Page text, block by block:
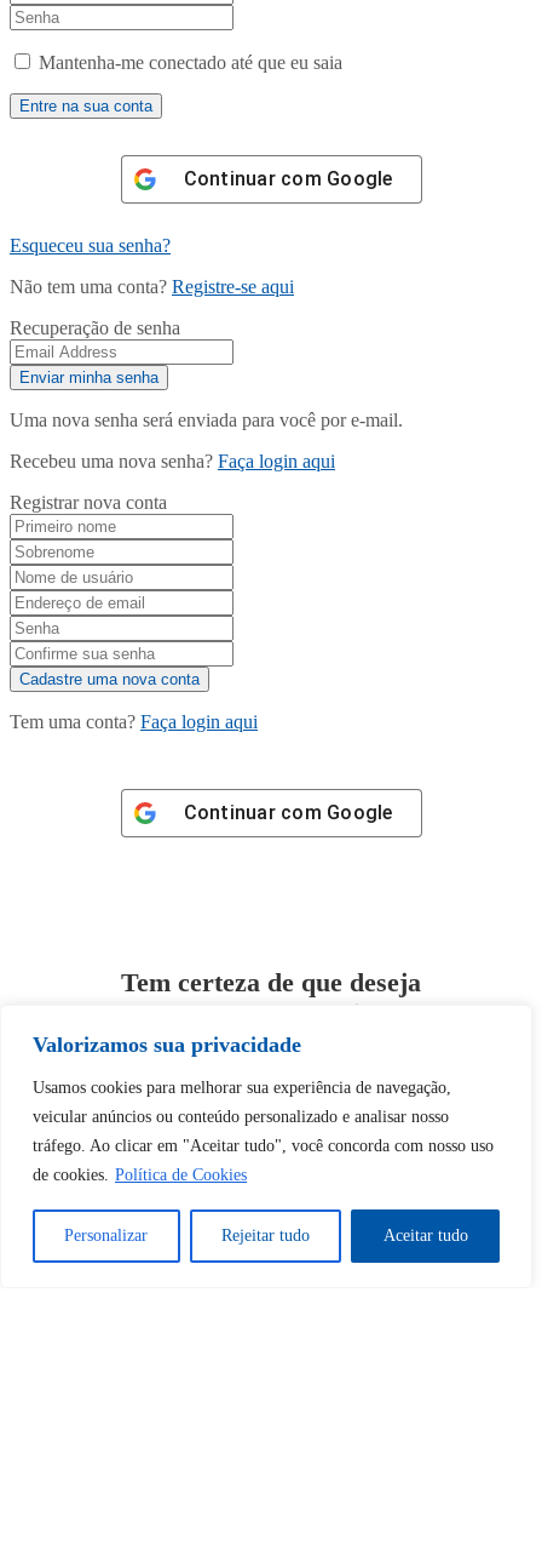
Valorizamos sua privacidade
Usamos cookies para melhorar sua experiência de navegação,
veicular anúncios ou conteúdo personalizado e analisar nosso
tráfego. Ao clicar em "Aceitar tudo", você concorda com nosso uso
de cookies. Política de Cookies
Personalizar Rejeitar tudo Aceitar tudo
Mantenha-me conectado até que eu saia
Continuar com Google
Esqueceu sua senha?
Não tem uma conta? Registre-se aqui
Recuperação de senha
Uma nova senha será enviada para você por e-mail.
Recebeu uma nova senha? Faça login aqui
Registrar nova conta
Tem uma conta? Faça login aqui
Continuar com Google
Tem certeza de que deseja
desbloquear esta publicação?
Desbloquear esquerda : 0
Sim Não